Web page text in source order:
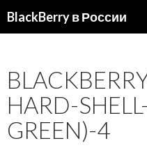
BlackBerry в России
HARD-
GREEN)-4